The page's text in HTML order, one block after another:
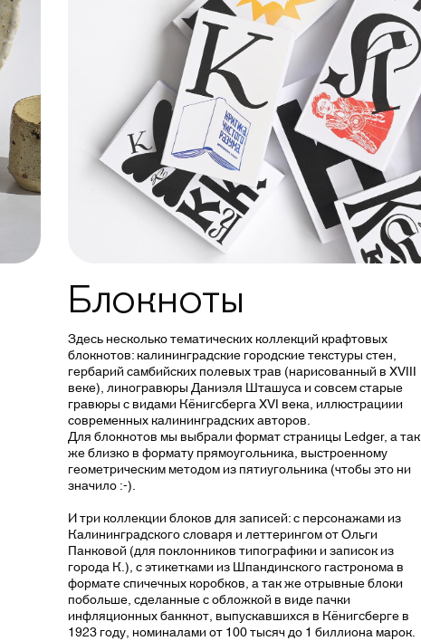
Блокноты
Здесь несколько тематических коллекций крафтовых
блокнотов: калининградские городские текстуры стен,
гербарий самбийских полевых трав (нарисованный в XVIII
веке), линогравюры Даниэля Шташуса и совсем старые
гравюры с видами Кёнигсберга XVI века, иллюстрациии
современных калининградских авторов.
Для блокнотов мы выбрали формат страницы Ledger, а так
же близко в формату прямоугольника, выстроенному
геометрическим методом из пятиугольника (чтобы это ни
значило :-).
И три коллекции блоков для записей: с персонажами из
Калининградского словаря и леттерингом от Ольги
Панковой (для поклонников типографики и записок из
города К.), с этикетками из Шпандинского гастронома в
формате спичечных коробков, а так же отрывные блоки
побольше, сделанные с обложкой в виде пачки
инфляционных банкнот, выпускавшихся в Кёнигсберге в
1923 году, номиналами от 100 тысяч до 1 биллиона марок.